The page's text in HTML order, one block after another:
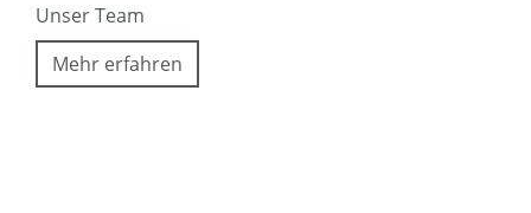
Unser Team
Mehr erfahren